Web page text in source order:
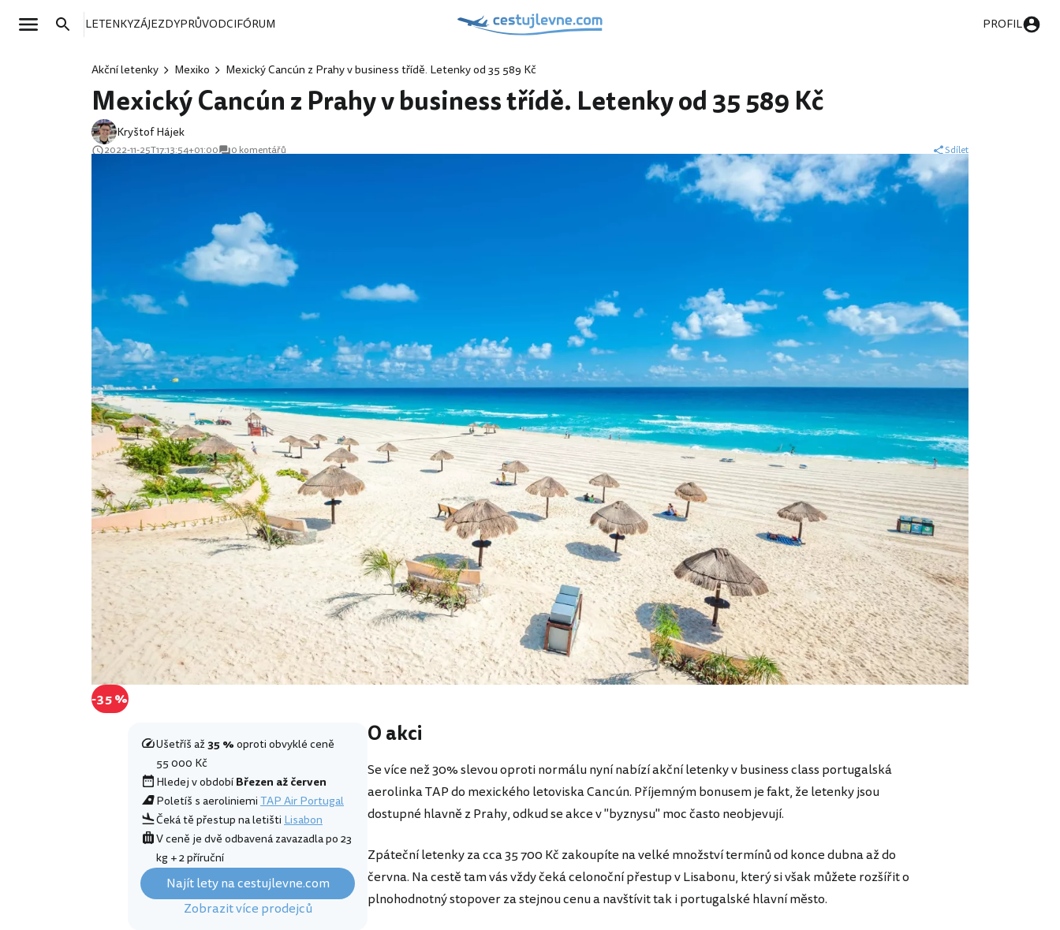
LETENKYZÁJEZDYPRŮVODCIFÓRUM PROFIL
Akční letenky Mexiko Mexický Cancún z Prahy v business třídě. Letenky od 35 589 Kč
Mexický Cancún z Prahy v business třídě. Letenky od 35 589 Kč
Kryštof Hájek
2022-11-25T17:13:54+01:00 0 komentářů Sdílet
-35 %
Ušetříš až35 %oproti obvyklé ceně
55 000 Kč
Hledej v obdobíBřezen až červen
Poletíš s aeroliniemiTAP Air Portugal
Čeká tě přestup na letištiLisabon
V ceně je dvě odbavená zavazadla po 23
kg + 2 příruční
Najít lety na cestujlevne.com
Zobrazit více prodejců
O akci
Se více než 30% slevou oproti normálu nyní nabízí akční letenky v business class portugalská
aerolinka TAP do mexického letoviska Cancún. Příjemným bonusem je fakt, že letenky jsou
dostupné hlavně z Prahy, odkud se akce v "byznysu" moc často neobjevují.
Zpáteční letenky za cca 35 700 Kč zakoupíte na velké množství termínů od konce dubna až do
června. Na cestě tam vás vždy čeká celonoční přestup v Lisabonu, který si však můžete rozšířit o
plnohodnotný stopover za stejnou cenu a navštívit tak i portugalské hlavní město.